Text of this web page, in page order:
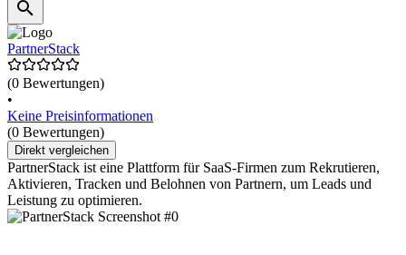
PartnerStack
(0 Bewertungen)
•
Keine Preisinformationen
(0 Bewertungen)
Direkt vergleichen
PartnerStack ist eine Plattform für SaaS-Firmen zum Rekrutieren,
Aktivieren, Tracken und Belohnen von Partnern, um Leads und
Leistung zu optimieren.